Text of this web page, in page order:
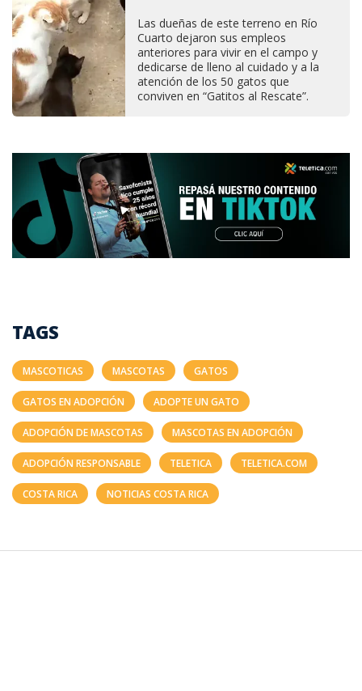
Las dueñas de este terreno en Río
Cuarto dejaron sus empleos
anteriores para vivir en el campo y
dedicarse de lleno al cuidado y a la
atención de los 50 gatos que
conviven en “Gatitos al Rescate”.
TAGS
MASCOTICAS MASCOTAS GATOS
GATOS EN ADOPCIÓN ADOPTE UN GATO
ADOPCIÓN DE MASCOTAS MASCOTAS EN ADOPCIÓN
ADOPCIÓN RESPONSABLE TELETICA TELETICA.COM
COSTA RICA NOTICIAS COSTA RICA